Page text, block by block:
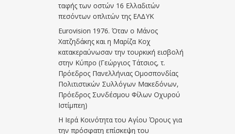
ταφής των οστών 16 Ελλαδιτών
πεσόντων οπλιτών της ΕΛΔΥΚ
Eurovision 1976. Όταν ο Μάνος
Χατζηδάκης και η Μαρίζα Κοχ
κατακεραύνωσαν την τουρκική εισβολή
στην Κύπρο (Γεώργιος Τάτσιος, τ.
Πρόεδρος Πανελλήνιας Ομοσπονδίας
Πολιτιστικών Συλλόγων Μακεδόνων,
Πρόεδρος Συνδέσμου Φίλων Οχυρού
Ιστίμπεη)
Η Ιερά Κοινότητα του Αγίου Όρους για
την πρόσφατη επίσκεψη του